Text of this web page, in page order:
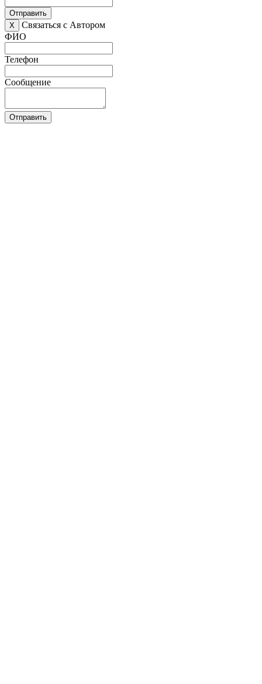
Отправить
X
Связаться с Автором
ФИО
Телефон
Сообщение
Отправить